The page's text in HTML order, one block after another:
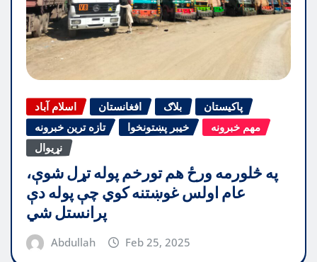
اسلام آباد افغانستان بلاګ
پاکیستان
تازه ترین خبرونه
خیبر پښتونخوا
مهم خبرونه
نړیوال
په څلورمه ورځ هم تورخم پوله تړل شوې،
عام اولس غوښتنه کوي چې پوله دې
پرانستل شي
Abdullah Feb 25, 2025